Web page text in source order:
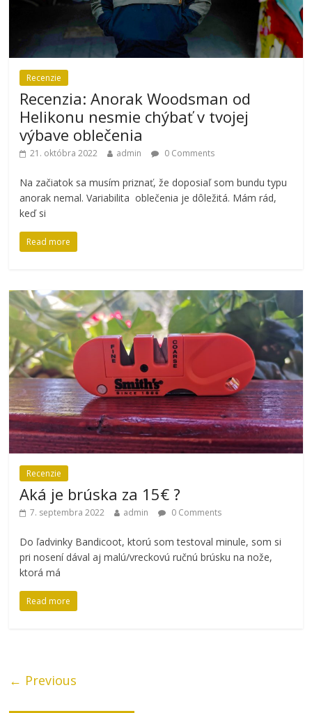
Recenzie
Recenzia: Anorak Woodsman od
Helikonu nesmie chýbať v tvojej
výbave oblečenia
21. októbra 2022 admin 0 Comments
Na začiatok sa musím priznať, že doposiaľ som bundu typu
anorak nemal. Variabilita oblečenia je dôležitá. Mám rád,
keď si
Read more
Recenzie
Aká je brúska za 15€ ?
7. septembra 2022 admin 0 Comments
Do ľadvinky Bandicoot, ktorú som testoval minule, som si
pri nosení dával aj malú/vreckovú ručnú brúsku na nože,
ktorá má
Read more
← Previous